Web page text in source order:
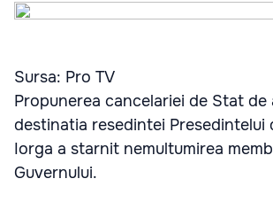
Sursa: Pro TV
Propunerea cancelariei de Stat de
destinatia resedintei Presedintelui
Iorga a starnit nemultumirea
Guvernului.